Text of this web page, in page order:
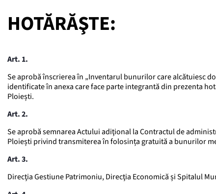
HOTĂRĂŞTE:
Art. 1.
Se aprobă înscrierea în „Inventarul bunurilor care alcătuiesc
identificate în anexa care face parte integrantă din prezenta
Ploiești.
Art. 2.
Se aprobă semnarea Actului adiţional la Contractul de
Ploiești privind transmiterea în folosința gratuită a bunurilor
Art. 3.
Direcţia Gestiune Patrimoniu, Direcţia Economică și Spitalul